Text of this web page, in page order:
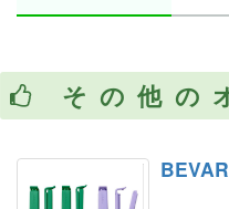
その他の